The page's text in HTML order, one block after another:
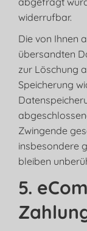
widerrufbar.
Die von Ihnen
übersandten
zur Löschung
Speicherung
Zwingende
insbesondere
bleiben
5.